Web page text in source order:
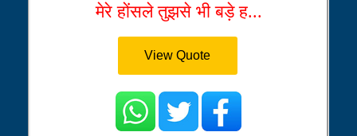
मेरे होंसले तुझसे भी बड़े ह...
View Quote